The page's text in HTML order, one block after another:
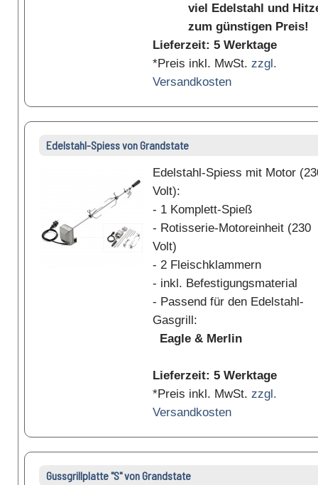
viel Edelstahl und
zum günstigen Preis!
Lieferzeit: 5 Werktage
*Preis inkl. MwSt. zzgl.
Versandkosten
Edelstahl-Spiess von Grandstate
Edelstahl-Spiess mit Motor
Volt):
- 1 Komplett-Spieß
- Rotisserie-Motoreinheit (230
Volt)
- 2 Fleischklammern
- inkl. Befestigungsmaterial
- Passend für den Edelstahl-
Gasgrill:
Eagle & Merlin
Lieferzeit: 5 Werktage
*Preis inkl. MwSt. zzgl.
Versandkosten
Gussgrillplatte "S" von Grandstate